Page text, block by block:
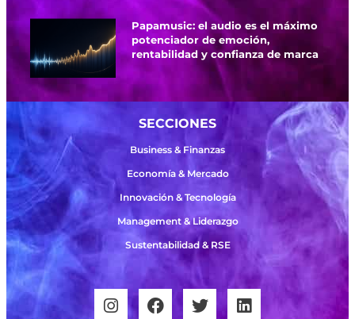
Papamusic: el audio es el máximo
potenciador de emoción,
rentabilidad y confianza de marca
SECCIONES
Business & Finanzas
Economía & Mercado
Innovación & Tecnología
Management & Liderazgo
Sustentabilidad & RSE